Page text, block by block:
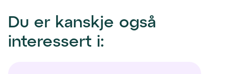
Du er kanskje også
interessert i: